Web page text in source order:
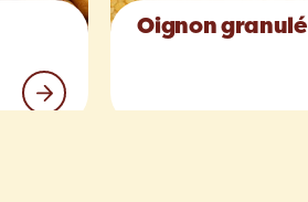
Oignon granulé